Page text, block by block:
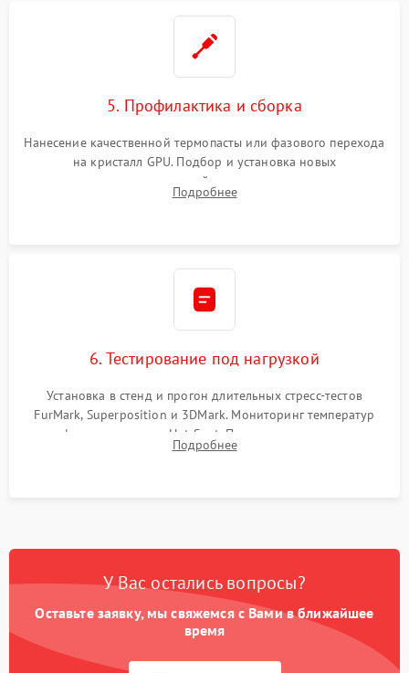
5. Профилактика и сборка
Нанесение качественной термопасты или фазового перехода
на кристалл GPU. Подбор и установка новых
термопрокладок правильной толщины на память и цепи
питания. Монтаж радиатора и бэкплейта, подключение и
Подробнее
6. Тестирование под нагрузкой
Установка в стенд и прогон длительных стресс-тестов
FurMark, Superposition и 3DMark. Мониторинг температур
графического чипа и Hot Spot. Проверка на отсутствие
артефактов изображения, вылетов драйвера и зависаний.
Подробнее
У Вас остались вопросы?
Оставьте заявку, мы свяжемся с Вами в ближайшее
время